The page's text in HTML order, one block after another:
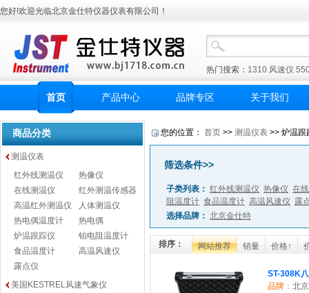
您好!欢迎光临北京金仕特仪器仪表有限公司！
热门搜索： 1310 风速仪
首页 产品中心 品牌专区 关于我们
商品分类
测温仪表
红外线测温仪
热像仪
在线测温仪
红外测温传感器
高温红外测温仪
人体测温仪
热电偶温度计
热电偶
炉温跟踪仪
铂电阻温度计
食品温度计
高温风速仪
露点仪
美国KESTREL风速气象仪
您的位置： 首页 >> 测温仪表 >> 炉温跟
筛选条件>>
子类列表： 红外线测温仪 热像仪 在
阻温度计 食品温度计 高温风速仪 露
选择品牌： 北京金仕特
排序： 网站推荐 销量 价格↑
ST-308K
品牌： 北